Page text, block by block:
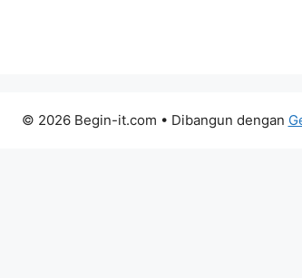
© 2026 Begin-it.com • Dibangun dengan